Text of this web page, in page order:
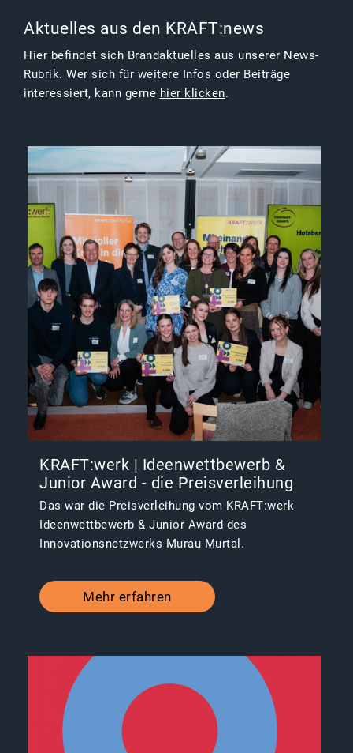
Aktuelles aus den KRAFT:news
Hier befindet sich Brandaktuelles aus unserer News-
Rubrik. Wer sich für weitere Infos oder Beiträge
interessiert, kann gerne hier klicken.
KRAFT:werk | Ideenwettbewerb &
Junior Award - die Preisverleihung
Das war die Preisverleihung vom KRAFT:werk
Ideenwettbewerb & Junior Award des
Innovationsnetzwerks Murau Murtal.
Mehr erfahren